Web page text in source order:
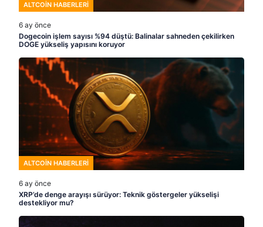
ALTCOIN HABERLERI
6 ay önce
Dogecoin işlem sayısı %94 düştü: Balinalar sahneden çekilirken
DOGE yükseliş yapısını koruyor
ALTCOIN HABERLERI
6 ay önce
XRP’de denge arayışı sürüyor: Teknik göstergeler yükselişi
destekliyor mu?